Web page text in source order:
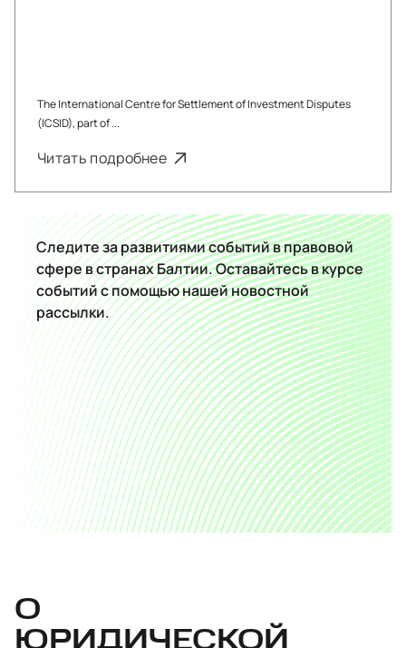
The International Centre for Settlement of Investment Disputes
(ICSID), part of ...
Читать подробнее
Следите за развитиями событий в правовой
сфере в странах Балтии. Оставайтесь в курсе
событий с помощью нашей новостной
рассылки.
О